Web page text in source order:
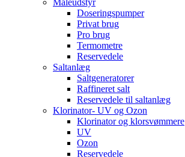
Måleudstyr
Doseringspumper
Privat brug
Pro brug
Termometre
Reservedele
Saltanlæg
Saltgeneratorer
Raffineret salt
Reservedele til saltanlæg
Klorinator- UV og Ozon
Klorinator og klorsvømmere
UV
Ozon
Reservedele